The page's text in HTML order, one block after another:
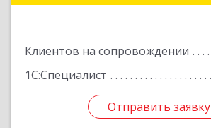
Клиентов на сопровождении
1С:Специалист
Отправить заявку
Отправить заявку